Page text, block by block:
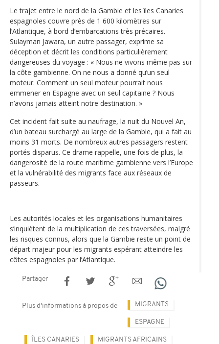
Le trajet entre le nord de la Gambie et les îles Canaries
espagnoles couvre près de 1 600 kilomètres sur
l’Atlantique, à bord d’embarcations très précaires.
Sulayman Jawara, un autre passager, exprime sa
déception et décrit les conditions particulièrement
dangereuses du voyage : « Nous ne vivons même pas sur
la côte gambienne. On ne nous a donné qu’un seul
moteur. Comment un seul moteur pourrait nous
emmener en Espagne avec un seul capitaine ? Nous
n’avons jamais atteint notre destination. »
Cet incident fait suite au naufrage, la nuit du Nouvel An,
d’un bateau surchargé au large de la Gambie, qui a fait au
moins 31 morts. De nombreux autres passagers restent
portés disparus. Ce drame rappelle, une fois de plus, la
dangerosité de la route maritime gambienne vers l’Europe
et la vulnérabilité des migrants face aux réseaux de
passeurs.
Les autorités locales et les organisations humanitaires
s’inquiètent de la multiplication de ces traversées, malgré
les risques connus, alors que la Gambie reste un point de
départ majeur pour les migrants espérant atteindre les
côtes espagnoles par l’Atlantique.
Partager
Plus d'informations à propos de MIGRANTS
ESPAGNE
ÎLES CANARIES MIGRANTS AFRICAINS